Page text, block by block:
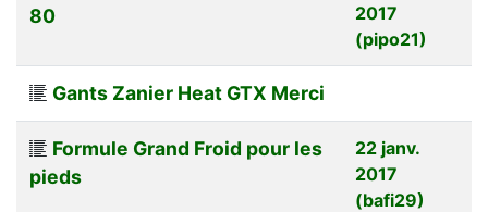
80
2017
(pipo21)
Gants Zanier Heat GTX Merci
Formule Grand Froid pour les
pieds
22 janv.
2017
(bafi29)